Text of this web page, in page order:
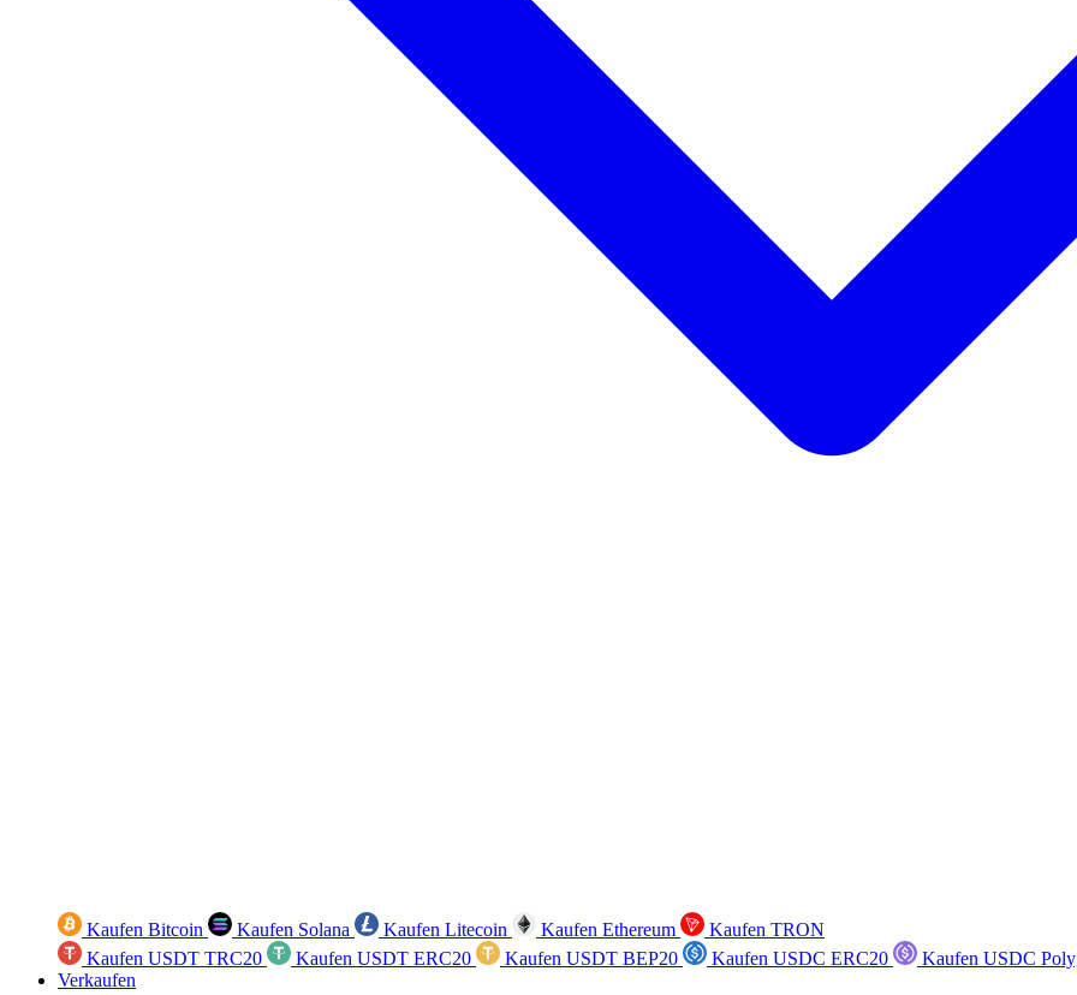
Kaufen Bitcoin Kaufen Solana Kaufen Litecoin Kaufen Ethereum
Kaufen TRON
Kaufen USDT TRC20
Kaufen USDT ERC20 Kaufen USDT BEP20 Kaufen USDC ERC20
Kaufen USDC
Verkaufen